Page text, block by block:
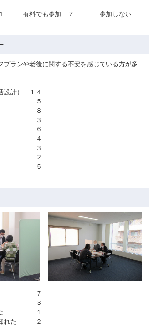
４ 有料でも参加 ７ 参加しない
プランや老後に関する不安を感じている方が多
設計） １４
し ５
金 ８
３
６
ン ４
用 ３
対策 ２
５
た ７
った ３
った １
知れた ２